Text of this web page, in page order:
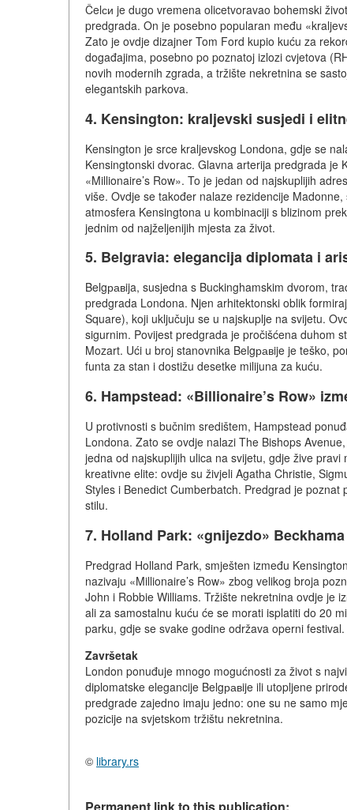
Čelси je dugo vremena olicetvoravao bohemski
predgrada. On je posebno popularan među
Zato je ovdje dizajner Tom Ford kupio kuću za
događajima, posebno po poznatoj izlozi cvjetova
novih modernih zgrada, a tržište nekretnina se
elegantskih parkova.
4. Kensington: kraljevski susjedi i
Kensington je srce kraljevskog Londona, gdje se
Kensingtonski dvorac. Glavna arterija predgrada
«Millionaire’s Row». To je jedan od najskuplijih
više. Ovdje se također nalaze rezidencije
atmosfera Kensingtona u kombinaciji s blizinom
jednim od najželjenijih mjesta za život.
5. Belgravia: elegancija diplomata i
Belgравija, susjedna s Buckinghamskim dvorom,
predgrada Londona. Njen arhitektonski oblik
Square), koji uključuju se u najskuplje na svijetu.
sigurnim. Povijest predgrada je pročišćena duhom
Mozart. Ući u broj stanovnika Belgравije je teško,
funta za stan i dostižu desetke milijuna za kuću.
6. Hampstead: «Billionaire’s Row»
U protivnosti s bučnim središtem, Hampstead
Londona. Zato se ovdje nalazi The Bishops
jedna od najskuplijih ulica na svijetu, gdje žive
kreativne elite: ovdje su živjeli Agatha Christie,
Styles i Benedict Cumberbatch. Predgrad je
stilu.
7. Holland Park: «gnijezdo»
Predgrad Holland Park, smješten između
nazivaju «Millionaire’s Row» zbog velikog broja
John i Robbie Williams. Tržište nekretnina ovdje je
ali za samostalnu kuću će se morati isplatiti do 20
parku, gdje se svake godine održava operni festival.
Završetak
London ponuđuje mnogo mogućnosti za život s
diplomatske elegancije Belgравije ili utopljene
predgrade zajedno imaju jedno: one su ne samo
pozicije na svjetskom tržištu nekretnina.
© library.rs